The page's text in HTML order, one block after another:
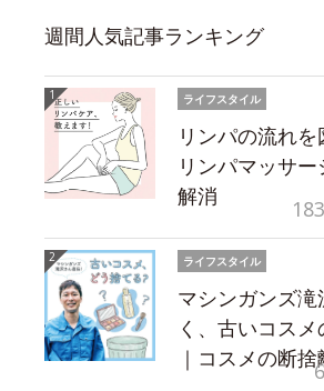
週間人気記事ランキング
ライフスタイル
リンパの流れ
リンパマッサ
解消
ライフスタイル
マシンガンズ滝
く、古いコスメ
｜コスメの断